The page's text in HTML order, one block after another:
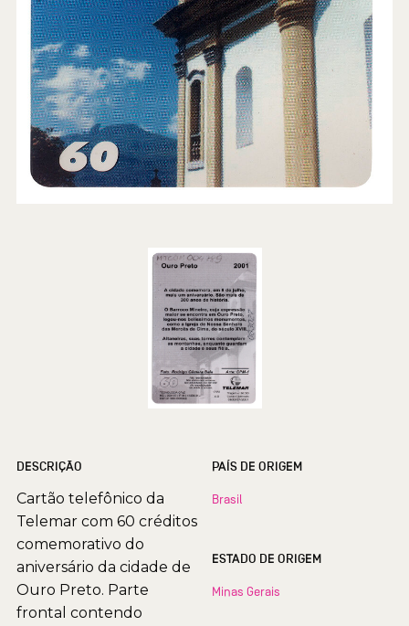
DESCRIÇÃO
Cartão telefônico da
Telemar com 60 créditos
comemorativo do
aniversário da cidade de
Ouro Preto. Parte
frontal contendo
PAÍS DE ORIGEM
Brasil
ESTADO DE ORIGEM
Minas Gerais